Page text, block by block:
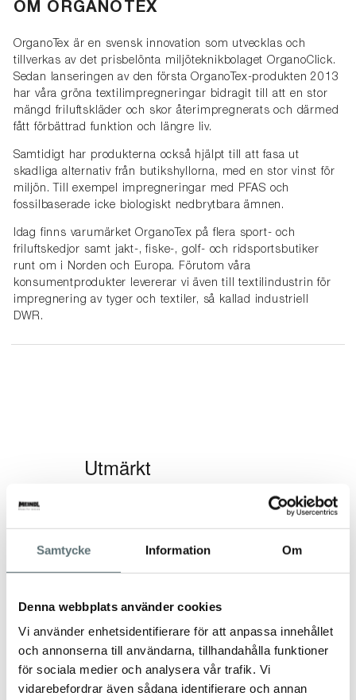
Samtycke Information Om
Denna webbplats använder cookies
Vi använder enhetsidentifierare för att anpassa innehållet
och annonserna till användarna, tillhandahålla funktioner
för sociala medier och analysera vår trafik. Vi
vidarebefordrar även sådana identifierare och annan
OM ORGANOTEX
OrganoTex är en svensk innovation som utvecklas och
tillverkas av det prisbelönta miljöteknikbolaget OrganoClick.
Sedan lanseringen av den första OrganoTex-produkten 2013
har våra gröna textilimpregneringar bidragit till att en stor
mängd friluftskläder och skor återimpregnerats och därmed
fått förbättrad funktion och längre liv.
Samtidigt har produkterna också hjälpt till att fasa ut
skadliga alternativ från butikshyllorna, med en stor vinst för
miljön. Till exempel impregneringar med PFAS och
fossilbaserade icke biologiskt nedbrytbara ämnen.
Idag finns varumärket OrganoTex på flera sport- och
friluftskedjor samt jakt-, fiske-, golf- och ridsportsbutiker
runt om i Norden och Europa. Förutom våra
konsumentprodukter levererar vi även till textilindustrin för
impregnering av tyger och textiler, så kallad industriell
DWR.